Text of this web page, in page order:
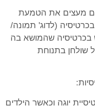
מעצים את הטמעת
(לדוג' תמונה/
בכרטיסיה שהמושא בה
שולחן בתנוחת
יוגה וכאשר הילדים